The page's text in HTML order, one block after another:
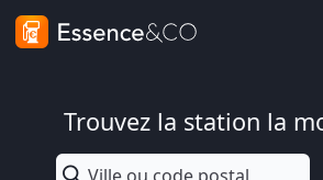
Trouvez la station la